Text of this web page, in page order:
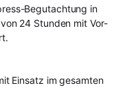
Begutachtung in
24 Stunden mit Vor-
Einsatz im gesamten